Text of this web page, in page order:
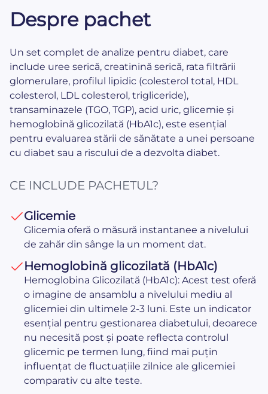
Despre pachet
Un set complet de analize pentru diabet, care
include uree serică, creatinină serică, rata filtrării
glomerulare, profilul lipidic (colesterol total, HDL
colesterol, LDL colesterol, trigliceride),
transaminazele (TGO, TGP), acid uric, glicemie și
hemoglobină glicozilată (HbA1c), este esențial
pentru evaluarea stării de sănătate a unei persoane
cu diabet sau a riscului de a dezvolta diabet.
CE INCLUDE PACHETUL?
Glicemie
Glicemia oferă o măsură instantanee a nivelului
de zahăr din sânge la un moment dat.
Hemoglobină glicozilată (HbA1c)
Hemoglobina Glicozilată (HbA1c): Acest test oferă
o imagine de ansamblu a nivelului mediu al
glicemiei din ultimele 2-3 luni. Este un indicator
esențial pentru gestionarea diabetului, deoarece
nu necesită post și poate reflecta controlul
glicemic pe termen lung, fiind mai puțin
influențat de fluctuațiile zilnice ale glicemiei
comparativ cu alte teste.